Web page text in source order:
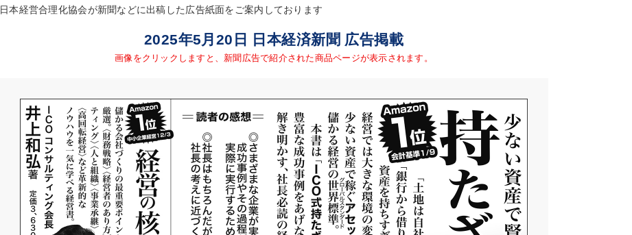
日本経営合理化協会が新聞などに出稿した広告紙面をご案内しております
2025年5月20日 日本経済新聞 広告掲載
画像をクリックしますと、新聞広告で紹介された商品ページが表示されます。